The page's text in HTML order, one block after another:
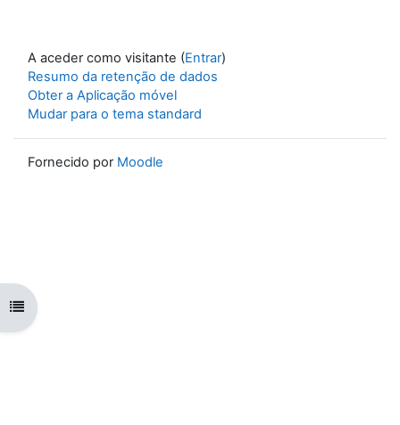
Abrir índice da disciplina
A aceder como visitante (Entrar)
Resumo da retenção de dados
Obter a Aplicação móvel
Mudar para o tema standard
Fornecido por Moodle